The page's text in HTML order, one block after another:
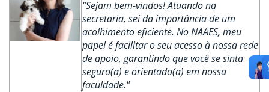
"Sejam bem-vindos! Atuando na
secretaria, sei da importância de um
acolhimento eficiente. No NAAES, meu
papel é facilitar o seu acesso à nossa rede
de apoio, garantindo que você se sinta
seguro(a) e orientado(a) em nossa
faculdade."